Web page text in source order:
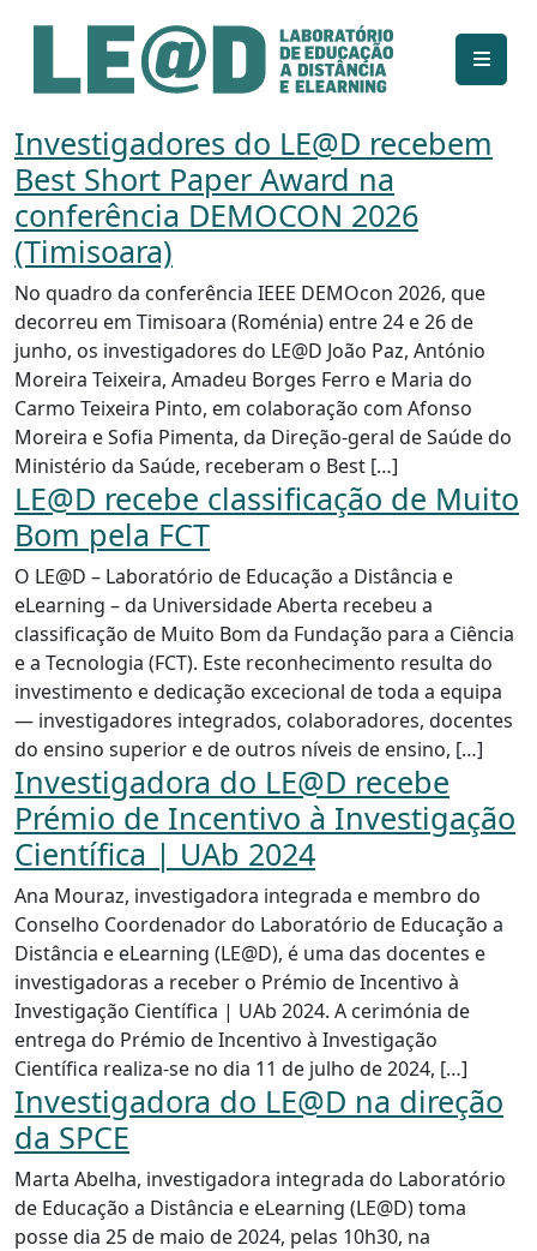
Ir para o conteúdo principal
Informações de acessibilidade
Mapa do site
Investigadores do LE@D recebem
Best Short Paper Award na
conferência DEMOCON 2026
(Timisoara)
No quadro da conferência IEEE DEMOcon 2026, que
decorreu em Timisoara (Roménia) entre 24 e 26 de
junho, os investigadores do LE@D João Paz, António
Moreira Teixeira, Amadeu Borges Ferro e Maria do
Carmo Teixeira Pinto, em colaboração com Afonso
Moreira e Sofia Pimenta, da Direção-geral de Saúde do
Ministério da Saúde, receberam o Best […]
LE@D recebe classificação de Muito
Bom pela FCT
O LE@D – Laboratório de Educação a Distância e
eLearning – da Universidade Aberta recebeu a
classificação de Muito Bom da Fundação para a Ciência
e a Tecnologia (FCT). Este reconhecimento resulta do
investimento e dedicação excecional de toda a equipa
— investigadores integrados, colaboradores, docentes
do ensino superior e de outros níveis de ensino, […]
Investigadora do LE@D recebe
Prémio de Incentivo à Investigação
Científica | UAb 2024
Ana Mouraz, investigadora integrada e membro do
Conselho Coordenador do Laboratório de Educação a
Distância e eLearning (LE@D), é uma das docentes e
investigadoras a receber o Prémio de Incentivo à
Investigação Científica | UAb 2024. A cerimónia de
entrega do Prémio de Incentivo à Investigação
Científica realiza-se no dia 11 de julho de 2024, […]
Investigadora do LE@D na direção
da SPCE
Marta Abelha, investigadora integrada do Laboratório
de Educação a Distância e eLearning (LE@D) toma
posse dia 25 de maio de 2024, pelas 10h30, na